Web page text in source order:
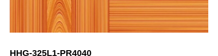
HHG-325L1-PR4040